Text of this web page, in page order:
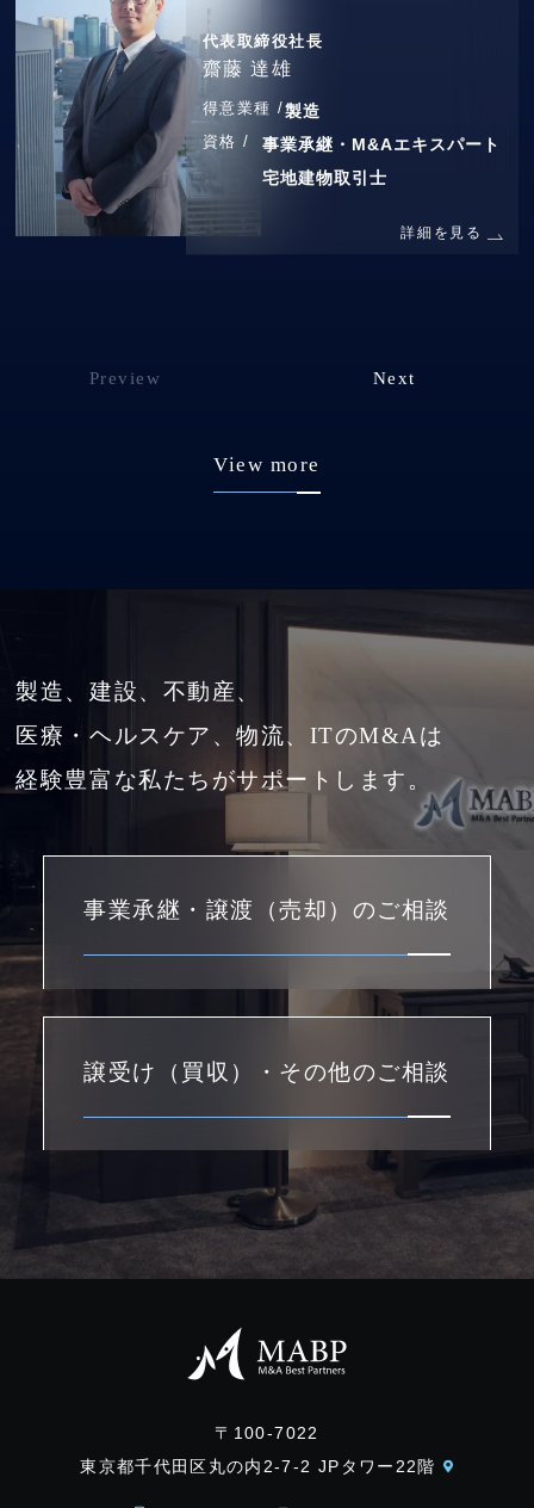
代表取締役社長
齋藤 達雄
得意業種 /製造
資格 /
事業承継・M&Aエキスパート
宅地建物取引士
詳細を見る
Preview Next
View more
製造、建設、不動産、
医療・ヘルスケア、物流、ITのM&Aは
経験豊富な私たちがサポートします。
事業承継・譲渡（売却）のご相談
譲受け（買収）・その他のご相談
〒100-7022
東京都千代田区丸の内2-7-2 JPタワー22階